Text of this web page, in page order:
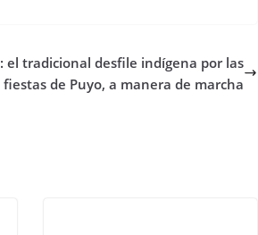
el tradicional desfile indígena por las
fiestas de Puyo, a manera de marcha